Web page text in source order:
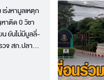
ร่งหามูลเหตุก
าติด 0 วิชา
น ยันไม่มีบูลลี่-
วจ สภ.ปลาย